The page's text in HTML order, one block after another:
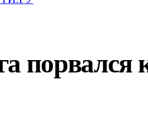
порвался